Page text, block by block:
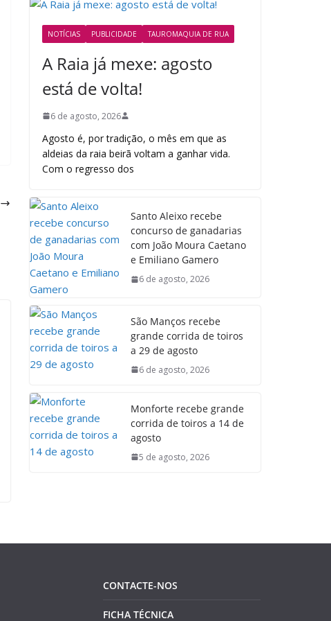
NOTÍCIAS PUBLICIDADE TAUROMAQUIA DE RUA
A Raia já mexe: agosto
está de volta!
6 de agosto, 2026
Agosto é, por tradição, o mês em que as
aldeias da raia beirã voltam a ganhar vida.
Com o regresso dos
Santo Aleixo recebe
concurso de ganadarias
com João Moura Caetano
e Emiliano Gamero
6 de agosto, 2026
São Manços recebe
grande corrida de toiros
a 29 de agosto
6 de agosto, 2026
Monforte recebe grande
corrida de toiros a 14 de
agosto
5 de agosto, 2026
CONTACTE-NOS
FICHA TÉCNICA